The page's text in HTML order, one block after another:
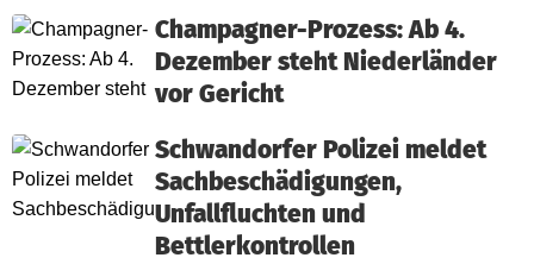
Champagner-Prozess: Ab 4.
Dezember steht Niederländer
vor Gericht
Schwandorfer Polizei meldet
Sachbeschädigungen,
Unfallfluchten und
Bettlerkontrollen